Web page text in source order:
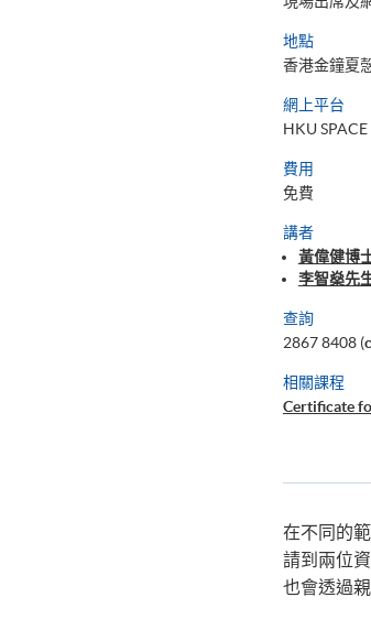
地點
香港金鐘夏
網上平台
HKU
費用
免費
講者
黃偉健博
李智燊先
查詢
2867 8408 (
相關課程
Certificate
在不同的
請到兩位
也會透過